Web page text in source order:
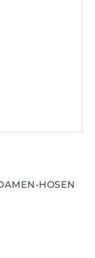
HOSEN